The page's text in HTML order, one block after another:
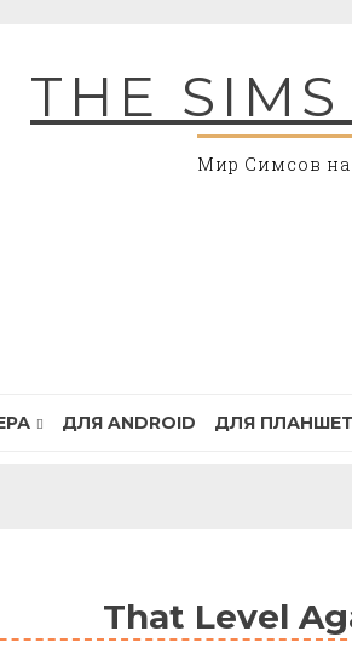
THE
Мир Симсов
ДЛЯ ANDROID ДЛЯ
That Level